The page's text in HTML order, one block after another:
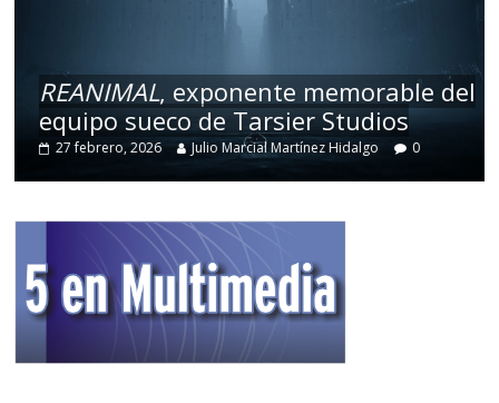
REANIMAL, exponente memorable del
equipo sueco de Tarsier Studios
27 febrero, 2026 Julio Marcial Martínez Hidalgo 0